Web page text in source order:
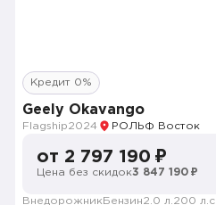
Кредит 0%
Geely Okavango
Flagship2024 РОЛЬФ Восток
от 2 797 190 ₽
Цена без скидок3 847 190 ₽
Внедорожник Бензин2.0 л. 200 л.с.